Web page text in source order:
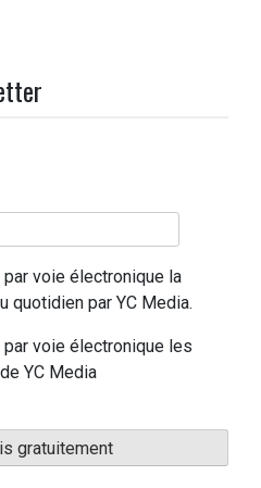
voie électronique la
quotidien par YC Media.
voie électronique les
YC Media